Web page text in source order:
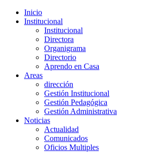
Inicio
Institucional
Institucional
Directora
Organigrama
Directorio
Aprendo en Casa
Areas
dirección
Gestión Institucional
Gestión Pedagógica
Gestión Administrativa
Noticias
Actualidad
Comunicados
Oficios Multiples